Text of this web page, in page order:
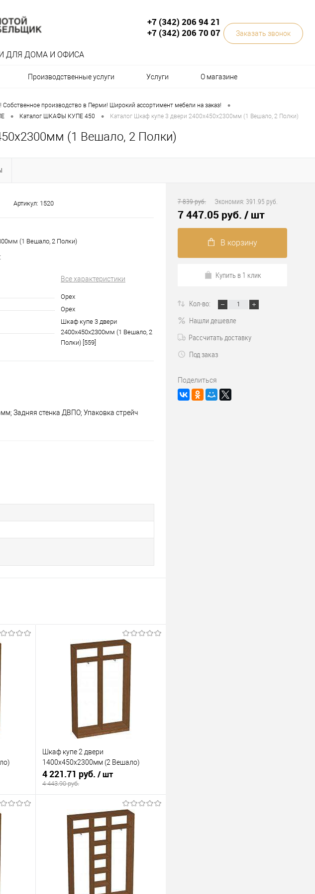
+7 (342) 206 94 21
+7 (342) 206 70 07
Заказать звонок
ДЛЯ ДОМА И ОФИСА
Производственные услуги Услуги О магазине
производство в Перми! Широкий ассортимент мебели на заказ! •
• Каталог ШКАФЫ КУПЕ 450 • Каталог Шкаф купе 3 двери 2400х450х2300мм (1 Вешало, 2 Полки)
(1 Вешало, 2 Полки)
Артикул: 1520
(1 Вешало, 2 Полки)
Все характеристики
Орех
Орех
Шкаф купе 3 двери
2400х450х2300мм (1 Вешало, 2
Полки) [559]
Задняя стенка ДВПО; Упаковка стрейч
Шкаф купе 2 двери
1400х450х2300мм (2 Вешало)
4 221.71 руб. / шт
4 443.90 руб.
В корзину
Купить в 1 клик
К сравнению
В избранное
Под заказ
7 839 руб. Экономия: 391.95 руб.
7 447.05 руб. / шт
В корзину
Купить в 1 клик
Кол-во:
Нашли дешевле
Рассчитать доставку
Под заказ
Поделиться